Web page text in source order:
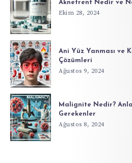
Aknetrent Nedir ve
Ekim 28, 2024
Ani Yüz Yanması ve
Çözümleri
Ağustos 9, 2024
Malignite Nedir?
Gerekenler
Ağustos 8, 2024